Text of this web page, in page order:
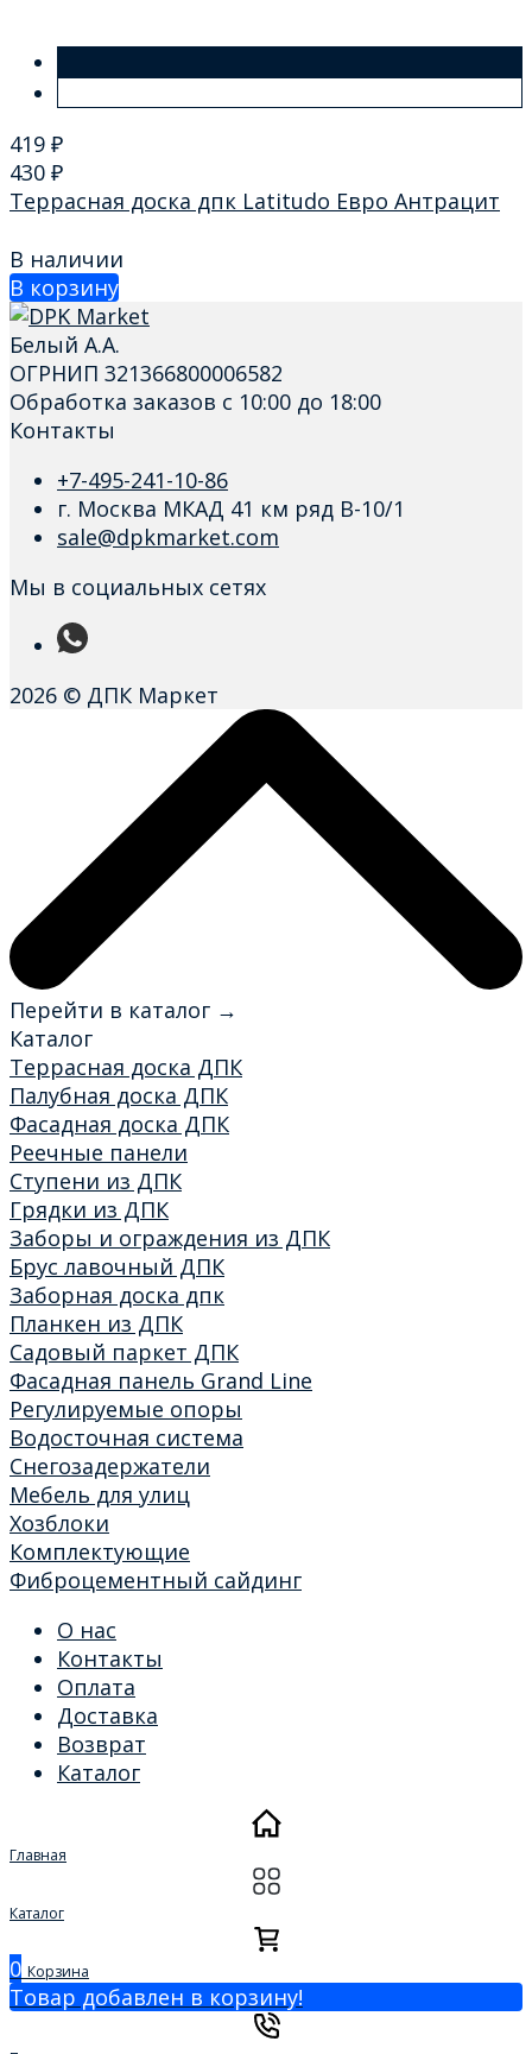
419 ₽
430 ₽
Террасная доска дпк Latitudo Евро Антрацит
В наличии
В корзину
Белый А.А.
ОГРНИП 321366800006582
Обработка заказов с 10:00 до 18:00
Контакты
+7-495-241-10-86
г. Москва МКАД 41 км ряд В-10/1
sale@dpkmarket.com
Мы в социальных сетях
2026 © ДПК Маркет
Перейти в каталог →
Каталог
Террасная доска ДПК
Палубная доска ДПК
Фасадная доска ДПК
Реечные панели
Ступени из ДПК
Грядки из ДПК
Заборы и ограждения из ДПК
Брус лавочный ДПК
Заборная доска дпк
Планкен из ДПК
Садовый паркет ДПК
Фасадная панель Grand Line
Регулируемые опоры
Водосточная система
Снегозадержатели
Мебель для улиц
Хозблоки
Комплектующие
Фиброцементный сайдинг
О нас
Контакты
Оплата
Доставка
Возврат
Каталог
Главная
Каталог
0 Корзина
Товар добавлен в корзину!